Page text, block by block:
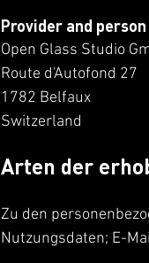
Provider and
Open Glass Studio
Route d'Autofond 27
1782 Belfaux
Switzerland
Arten der
Zu den
Nutzungsdaten; E-